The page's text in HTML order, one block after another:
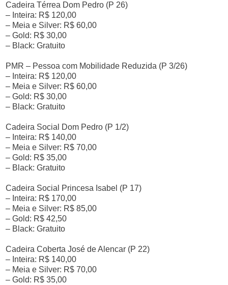
Cadeira Térrea Dom Pedro (P 26)
– Inteira: R$ 120,00
– Meia e Silver: R$ 60,00
– Gold: R$ 30,00
– Black: Gratuito
PMR – Pessoa com Mobilidade Reduzida (P 3/26)
– Inteira: R$ 120,00
– Meia e Silver: R$ 60,00
– Gold: R$ 30,00
– Black: Gratuito
Cadeira Social Dom Pedro (P 1/2)
– Inteira: R$ 140,00
– Meia e Silver: R$ 70,00
– Gold: R$ 35,00
– Black: Gratuito
Cadeira Social Princesa Isabel (P 17)
– Inteira: R$ 170,00
– Meia e Silver: R$ 85,00
– Gold: R$ 42,50
– Black: Gratuito
Cadeira Coberta José de Alencar (P 22)
– Inteira: R$ 140,00
– Meia e Silver: R$ 70,00
– Gold: R$ 35,00